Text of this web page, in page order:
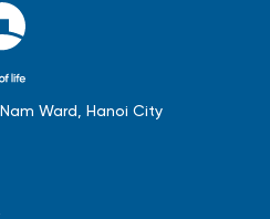
Ward, Hanoi City